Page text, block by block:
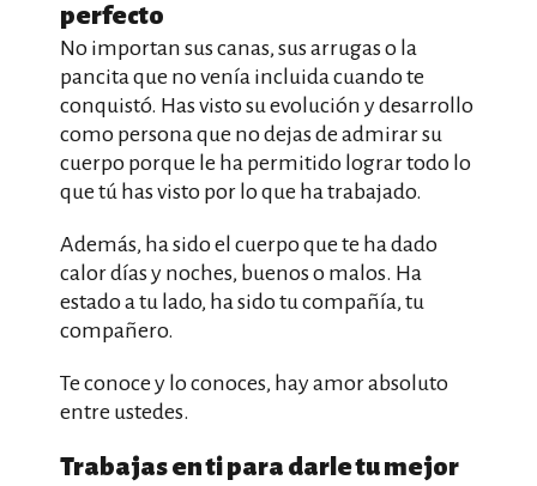
perfecto
No importan sus canas, sus arrugas o la
pancita que no venía incluida cuando te
conquistó. Has visto su evolución y desarrollo
como persona que no dejas de admirar su
cuerpo porque le ha permitido lograr todo lo
que tú has visto por lo que ha trabajado.
Además, ha sido el cuerpo que te ha dado
calor días y noches, buenos o malos. Ha
estado a tu lado, ha sido tu compañía, tu
compañero.
Te conoce y lo conoces, hay amor absoluto
entre ustedes.
Trabajas en ti para darle tu mejor